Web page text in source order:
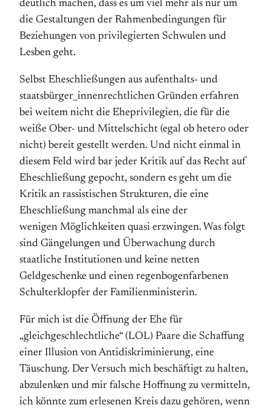
deutlich machen, dass es um viel mehr als nur um
die Gestaltungen der Rahmenbedingungen für
Beziehungen von privilegierten Schwulen und
Lesben geht.
Selbst Eheschließungen aus aufenthalts- und
staatsbürger_innenrechtlichen Gründen erfahren
bei weitem nicht die Eheprivilegien, die für die
weiße Ober- und Mittelschicht (egal ob hetero oder
nicht) bereit gestellt werden. Und nicht einmal in
diesem Feld wird bar jeder Kritik auf das Recht auf
Eheschließung gepocht, sondern es geht um die
Kritik an rassistischen Strukturen, die eine
Eheschließung manchmal als eine der
wenigen Möglichkeiten quasi erzwingen. Was folgt
sind Gängelungen und Überwachung durch
staatliche Institutionen und keine netten
Geldgeschenke und einen regenbogenfarbenen
Schulterklopfer der Familienministerin.
Für mich ist die Öffnung der Ehe für
„gleichgeschlechtliche“ (LOL) Paare die Schaffung
einer Illusion von Antidiskriminierung, eine
Täuschung. Der Versuch mich beschäftigt zu halten,
abzulenken und mir falsche Hoffnung zu vermitteln,
ich könnte zum erlesenen Kreis dazu gehören, wenn